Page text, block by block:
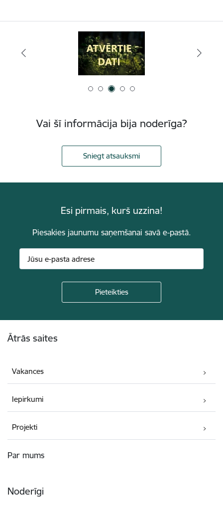
Vai šī informācija bija noderīga?
Sniegt atsauksmi
Esi pirmais, kurš uzzina!
Piesakies jaunumu saņemšanai savā e-pastā.
Ātrās saites
Vakances
Iepirkumi
Projekti
Par mums
Noderīgi